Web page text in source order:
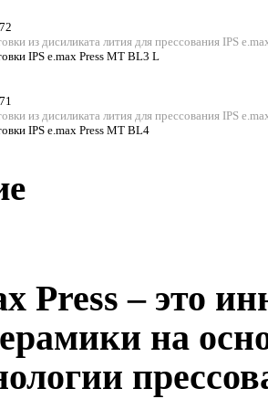
из дисиликата лития для прессования IPS
IPS e.max Press MT BL3 L
из дисиликата лития для прессования IPS
IPS e.max Press MT BL4
Press – это
на